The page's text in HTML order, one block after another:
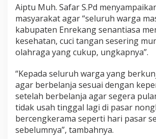
E
r
e
k
a
B
e
r
i
H
m
Aiptu Muh. Safar S.Pd
masyarakat agar “seluruh warga
kabupaten Enrekang senantiasa
kesehatan, cuci tangan sesering
olahraga yang cukup, ungkapnya”.
“Kepada seluruh warga yang
agar berbelanja sesuai dengan
setelah berbelanja agar segera
tidak usah tinggal lagi di pasar
bercengkerama seperti hari pasar
sebelumnya”, tambahnya.